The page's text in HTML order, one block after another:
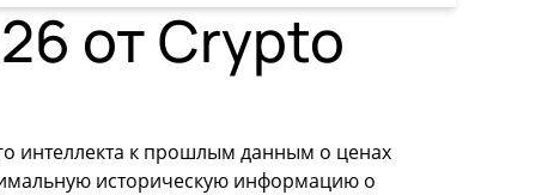
от Crypto
интеллекта к прошлым данным о ценах
историческую информацию о